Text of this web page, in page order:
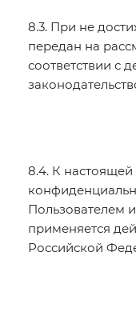
8.3. При не
передан на
соответствии с
8.4. К
Пользователем
применяется
Российской